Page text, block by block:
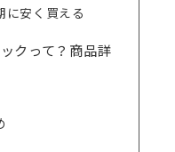
に安く買える
クって？商品詳